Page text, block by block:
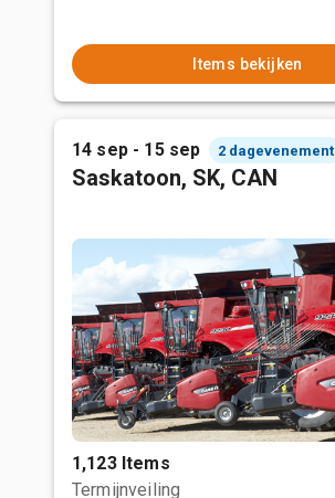
Items bekijken
14 sep - 15 sep 2 dagevenement
Saskatoon, SK, CAN
1,123 Items
Termijnveiling